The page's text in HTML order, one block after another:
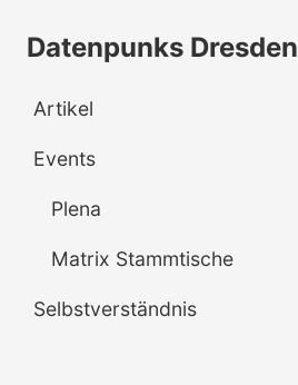
Datenpunks Dresden
Artikel
Events
Plena
Matrix Stammtische
Selbstverständnis